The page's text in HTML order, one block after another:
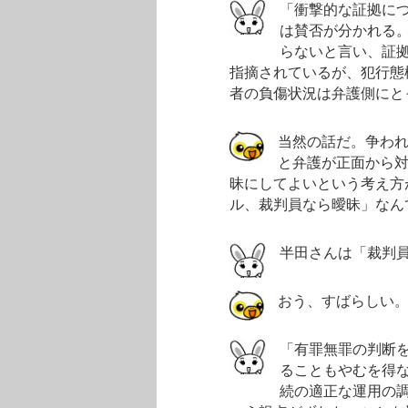
「衝撃的な証拠に
は賛否が分かれる
らないと言い、証
指摘されているが、犯行
者の負傷状況は弁護側に
当然の話だ。争わ
と弁護が正面から
昧にしてよいという考え
ル、裁判員なら曖昧」な
半田さんは「裁判
おう、すばらしい
「有罪無罪の判断
ることもやむを得
続の適正な運用の